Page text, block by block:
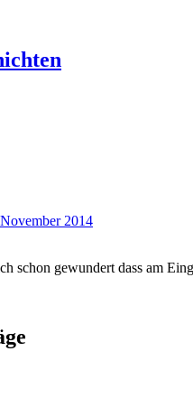
2014
schon gewundert dass am